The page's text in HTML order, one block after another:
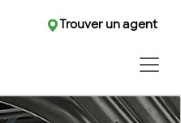
Trouver un agent